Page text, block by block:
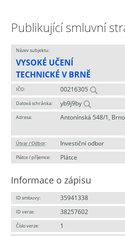
Publikující smluvní
Název subjektu:
VYSOKÉ UČENÍ
TECHNICKÉ V BRNĚ
IČO: 00216305
Datová schránka: yb9j9by
Adresa: Antonínská 548/1,
Útvar / Odbor: Investiční odbor
Plátce / příjemce: Plátce
Informace o zápisu
ID smlouvy: 35941338
ID verze: 38257602
Číslo verze: 1